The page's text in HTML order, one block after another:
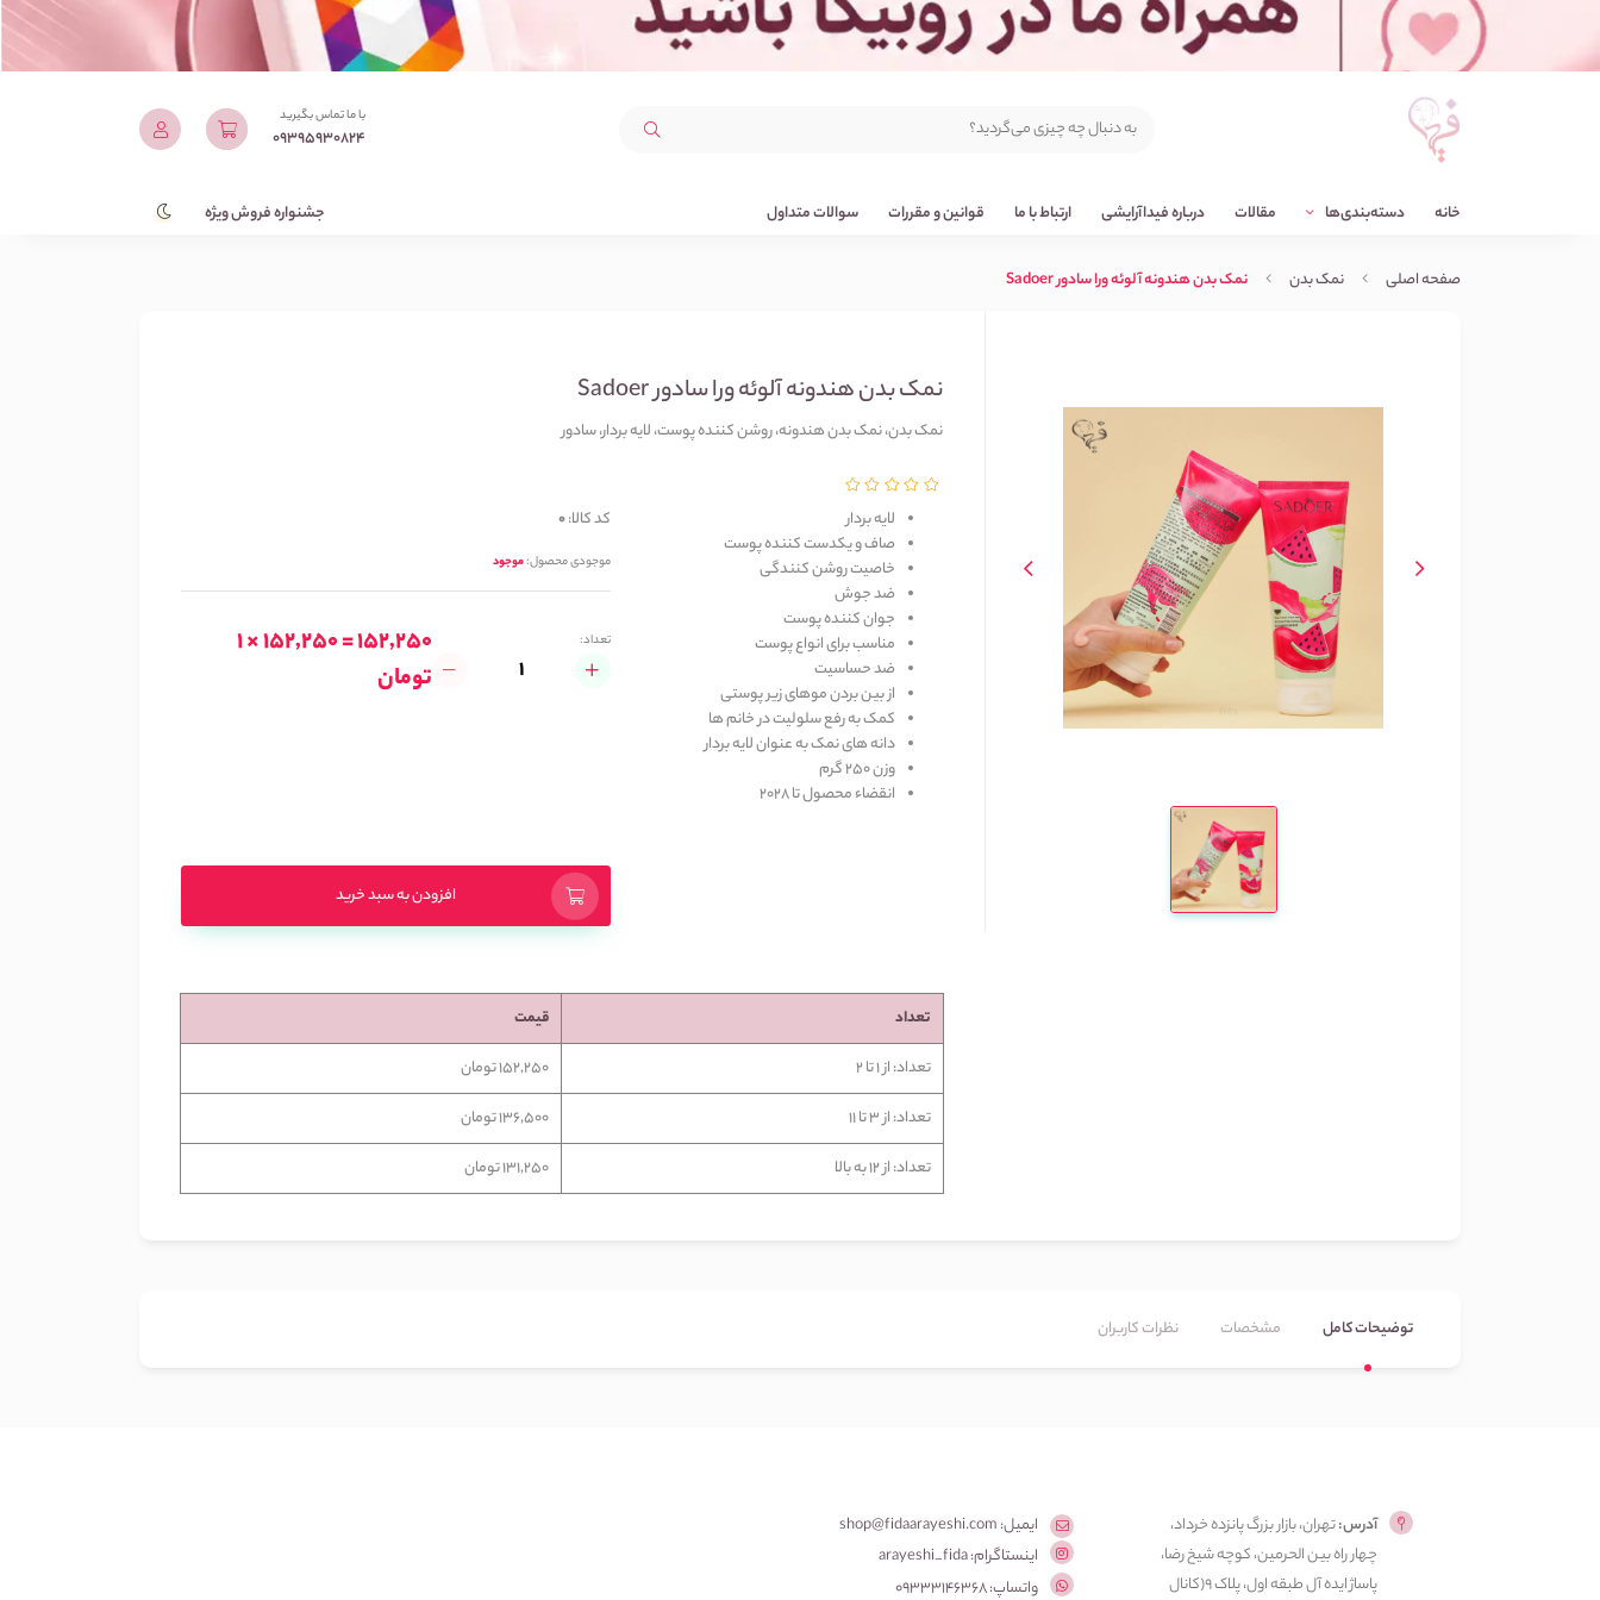
با ما تماس بگیرید
09395930824
خانه دسته‌بندی‌ها مقالات درباره فیداآرایشی ارتباط با ما قوانین و مقررات سوالات متداول جشنواره فروش ویژه
صفحه اصلی نمک بدن نمک بدن هندونه آلوئه ورا سادور Sadoer
نمک بدن هندونه آلوئه ورا سادور Sadoer
نمک بدن، نمک بدن هندونه، روشن کننده پوست، لایه بردار، سادور
لایه بردار
صاف و یکدست کننده پوست
خاصیت روشن کنندگی
ضد جوش
جوان کننده پوست
مناسب برای انواع پوست
ضد حساسیت
از بین بردن موهای زیر پوستی
کمک به رفع سلولیت در خانم ها
دانه های نمک به عنوان لایه بردار
وزن 250 گرم
انقضاء محصول تا 2028
کد کالا:0
موجودی محصول:موجود
تعداد:
1 × 152,250 = 152,250
تومان
افزودن به سبد خرید
تعداد
قیمت
تعداد: از 1 تا 2
152,250 تومان
تعداد: از 3 تا 11
136,500 تومان
تعداد: از 12 به بالا
131,250 تومان
توضیحات کامل مشخصات نظرات کاربران
آدرس:تهران، بازار بزرگ پانزده خرداد،
چهار راه بین الحرمین، کوچه شیخ رضا،
پاساژ ایده آل طبقه اول، پلاک ۹(کانال
ایمیل: shop@fidaarayeshi.com
اینستاگرام: arayeshi_fida
واتساپ: 09333146368